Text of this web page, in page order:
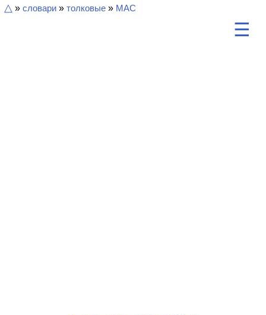
☰
△ » словари » толковые » МАС